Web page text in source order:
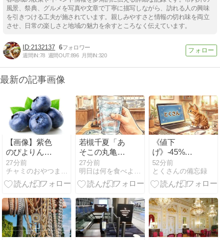
風景、祭典、グルメを写真や文章で丁寧に描写しながら、訪れる人の興味
を引きつける工夫が施されています。親しみやすさと情報の切れ味を両立
させ、日常の楽しさと地域の魅力を余すところなく伝えています。
2132137 6
週間IN:78 週間OUT:896 月間IN:320
最新の記事画像
【画像】紫色
のぴよりん爆
誕！15周年コ
ラボが可愛す
ぎる件
27分前
若槻千夏「あ
そこの丸亀製
麺の水は都内
で1番おいし
い」「行って
飲んで欲し
い」
27分前
《値下
げ》-45%
【¥2,650 (¥88/
本)】◤カゴメ
トマトジュー
食塩無添加
160g×30本
52分前
とくさんの備忘録